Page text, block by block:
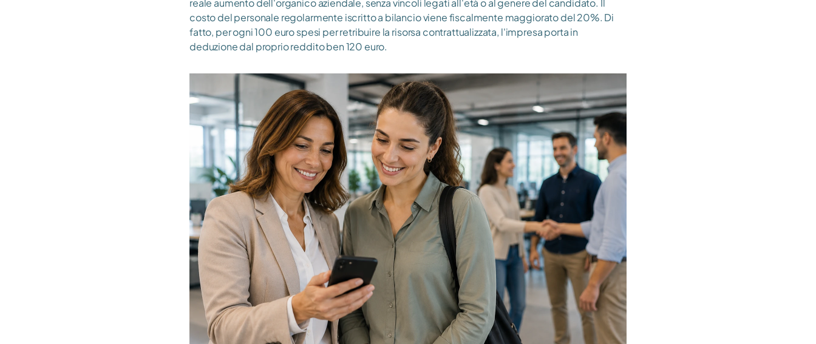
reale aumento dell'organico aziendale, senza vincoli legati all'età o al genere del candidato. Il
costo del personale regolarmente iscritto a bilancio viene fiscalmente maggiorato del 20%. Di
fatto, per ogni 100 euro spesi per retribuire la risorsa contrattualizzata, l'impresa porta in
deduzione dal proprio reddito ben 120 euro.